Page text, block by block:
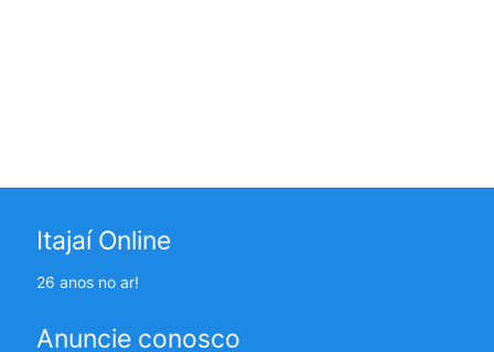
Itajaí Online
26 anos no ar!
Anuncie conosco